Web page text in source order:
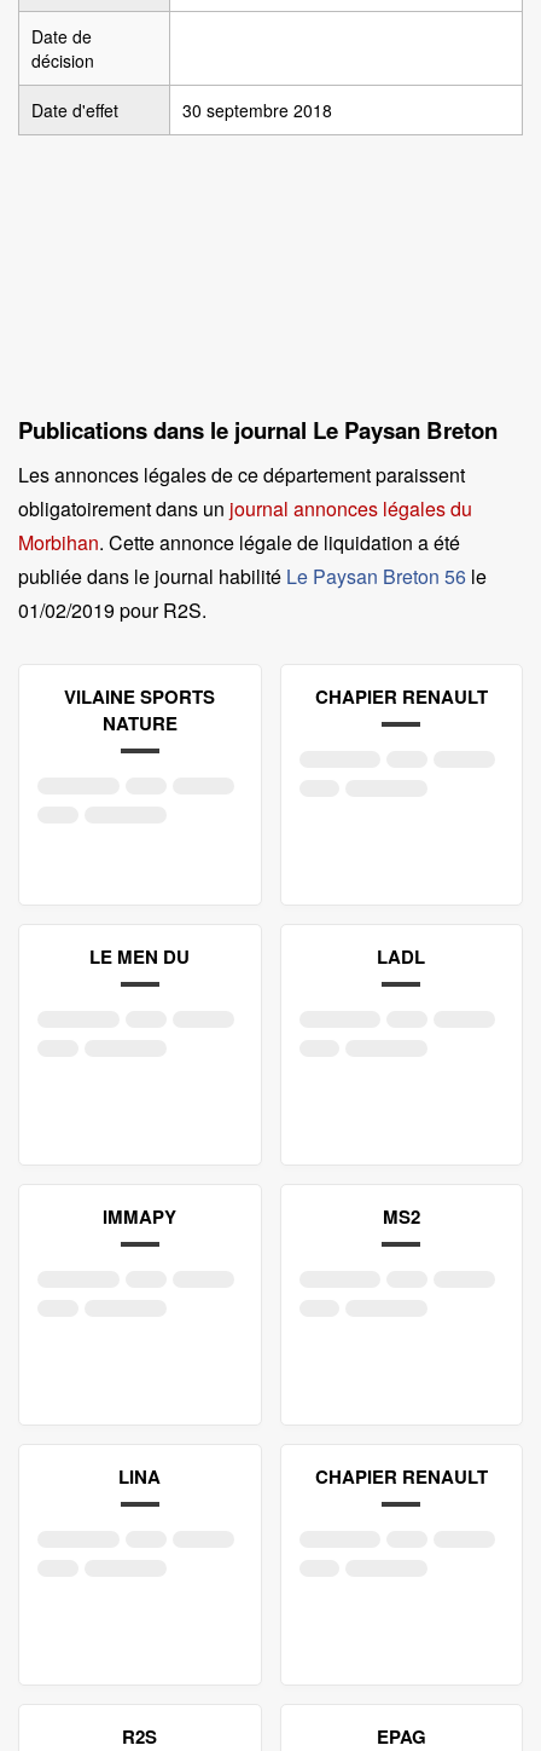
Date de
décision
Date d'effet 30 septembre 2018
Publications dans le journal Le Paysan Breton
Les annonces légales de ce département paraissent
obligatoirement dans un journal annonces légales du
Morbihan. Cette annonce légale de liquidation a été
publiée dans le journal habilité Le Paysan Breton 56 le
01/02/2019 pour R2S.
VILAINE SPORTS
NATURE
CHAPIER RENAULT
LE MEN DU LADL
IMMAPY MS2
LINA CHAPIER RENAULT
R2S EPAG